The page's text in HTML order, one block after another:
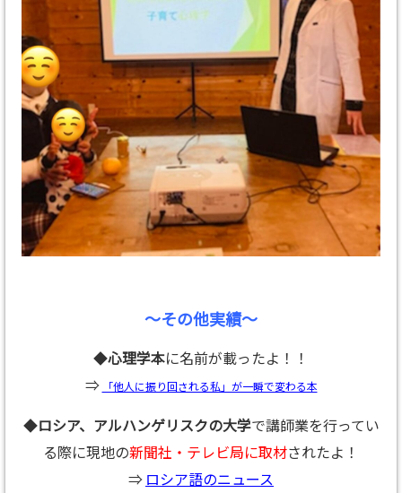
～その他実績～
◆心理学本に名前が載ったよ！！
⇒
「他人に振り回される私」が一瞬で変わる本
◆ロシア、アルハンゲリスクの大学で講師業を行ってい
る際に現地の新聞社・テレビ局に取材されたよ！
⇒ ロシア語のニュース